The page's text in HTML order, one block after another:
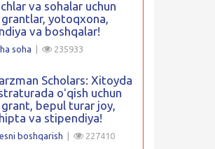
va sohalar uchun
grantlar, yotoqxona,
va boshqalar!
soha 235933
Scholars: Xitoyda
oʻqish uchun
grant, bepul turar joy,
va stipendiya!
boshqarish 227410